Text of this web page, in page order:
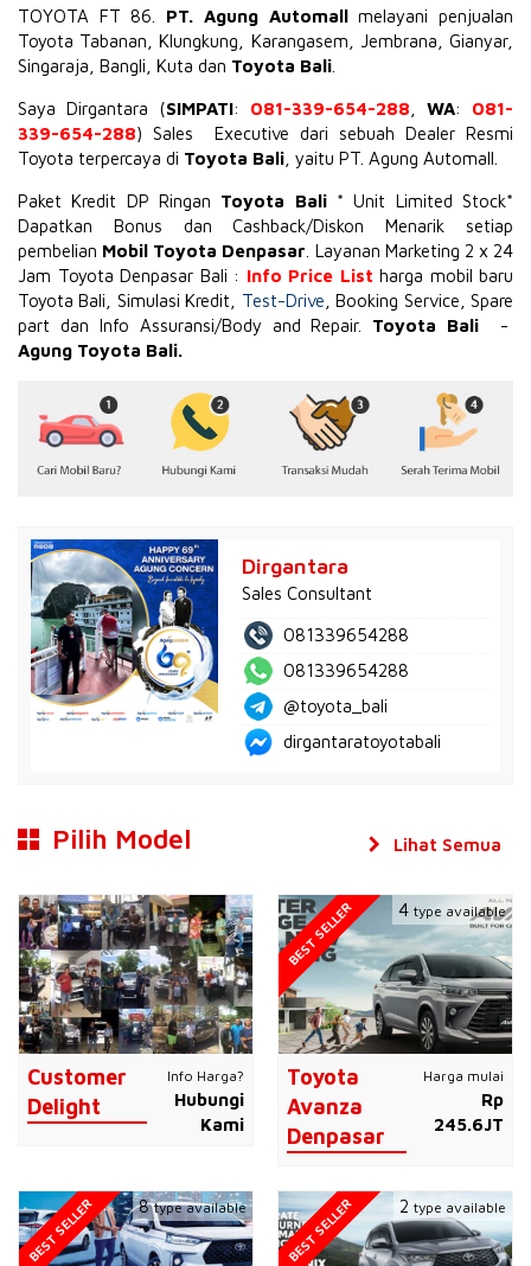
TOYOTA FT 86 PT. Agung Automallmelayani penjualan
Toyota Tabanan, Klungkung, Karangasem, Jembrana, Gianyar,
Singaraja, Bangli, Kuta dan Toyota Bali
Saya Dirgantara (SIMPATI: 081-339-654-288 WA: 081-
339-654-288) Sales Executive dari sebuah Dealer Resmi
Toyota terpercaya di Toyota Bali , yaitu PT. Agung Automall.
Paket Kredit DP Ringan Toyota Bali * Unit Limited Stock*
Dapatkan Bonus dan Cashback/Diskon Menarik setiap
pembelian Mobil Toyota Denpasar . Layanan Marketing 2 x 24
Jam Toyota Denpasar Bali : Info Price List harga mobil baru
Toyota Bali, Simulasi Kredit, Test-Drive , Booking Service, Spare
part dan Info Assuransi/Body and Repair. Toyota Bali -
Agung Toyota Bali.
Dirgantara
Sales Consultant
081339654288
081339654288
@toyota_bali
dirgantaratoyotabali
Pilih Model
Customer
Delight
Info Harga?
Hubungi
Kami
Toyota
Avanza
Denpasar
Harga mulai
Rp
245.6JT
BEST SELLER 4 type available
BEST SELLER 8type available BEST SELLER 2 type available
Lihat Semua